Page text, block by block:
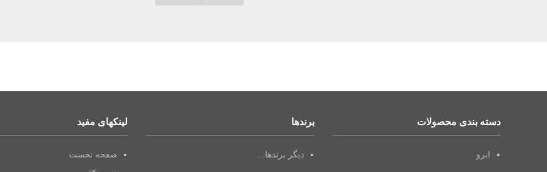
دسته بندی محصولات
ابرو
برندها
دیگر برندها…
لینکهای مفید
صفحه نخست